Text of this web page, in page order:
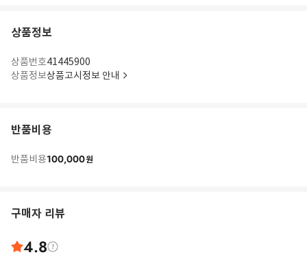
상품정보
상품번호41445900
상품정보상품고시정보 안내
반품비용
반품비용100,000원
구매자 리뷰
4.8